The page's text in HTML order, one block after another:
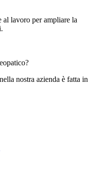
al lavoro per ampliare la
nostra azienda è fatta in